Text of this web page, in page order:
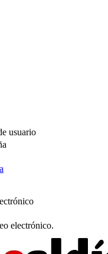
usuario
electrónico.